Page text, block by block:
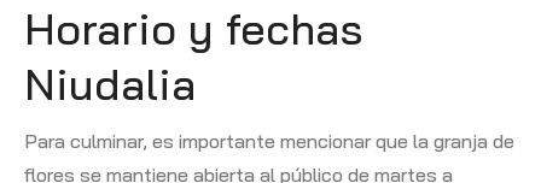
Horario y fechas
Niudalia
Para culminar, es importante mencionar que la granja de
flores se mantiene abierta al público de martes a